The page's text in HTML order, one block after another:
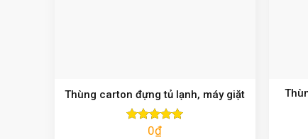
Thùng carton đựng tủ lạnh, máy giặt
Được xếp
0₫